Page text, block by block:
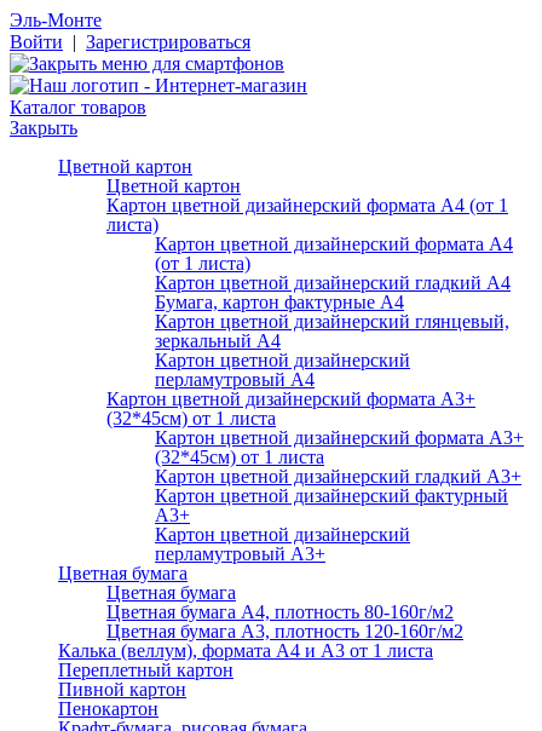
Эль-Монте
Войти | Зарегистрироваться
Каталог товаров
Закрыть
Цветной картон
Цветной картон
Картон цветной дизайнерский формата А4 (от 1
листа)
Картон цветной дизайнерский формата А4
(от 1 листа)
Картон цветной дизайнерский гладкий А4
Бумага, картон фактурные А4
Картон цветной дизайнерский глянцевый,
зеркальный А4
Картон цветной дизайнерский
перламутровый А4
Картон цветной дизайнерский формата А3+
(32*45см) от 1 листа
Картон цветной дизайнерский формата А3+
(32*45см) от 1 листа
Картон цветной дизайнерский гладкий А3+
Картон цветной дизайнерский фактурный
А3+
Картон цветной дизайнерский
перламутровый А3+
Цветная бумага
Цветная бумага
Цветная бумага А4, плотность 80-160г/м2
Цветная бумага А3, плотность 120-160г/м2
Калька (веллум), формата А4 и А3 от 1 листа
Переплетный картон
Пивной картон
Пенокартон